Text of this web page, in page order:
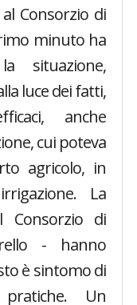
Consorzio di
minuto ha
situazione,
luce dei fatti,
anche
cui poteva
agricolo, in
La
di
- hanno
è sintomo di
Un